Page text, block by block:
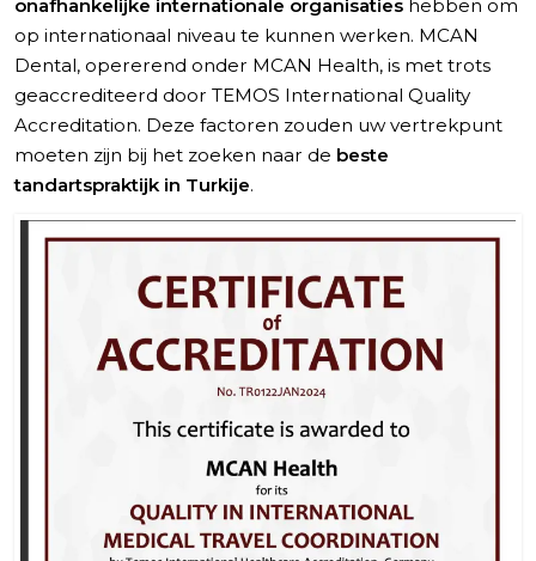
onafhankelijke internationale organisaties hebben om
op internationaal niveau te kunnen werken. MCAN
Dental, opererend onder MCAN Health, is met trots
geaccrediteerd door TEMOS International Quality
Accreditation. Deze factoren zouden uw vertrekpunt
moeten zijn bij het zoeken naar de beste
tandartspraktijk in Turkije.